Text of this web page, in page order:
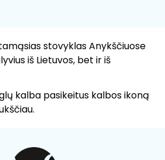
stovyklas Anykščiuose
iš Lietuvos, bet ir iš
kalba pasikeitus kalbos ikoną